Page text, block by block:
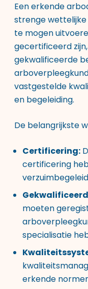
Een erkende
strenge wettelijke
te mogen
gecertificeerd
gekwalificeerde
vastgestelde
en begeleiding.
De belangrijkste
Certificering:
certificering
moeten
specialisatie
erkende